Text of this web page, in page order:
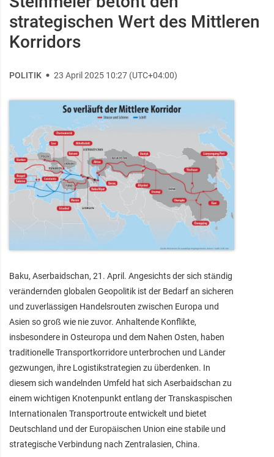
strategischen Wert des Mittleren
Korridors
POLITIK 23 April 2025 10:27 (UTC+04:00)
Baku, Aserbaidschan, 21. April. Angesichts der sich ständig
verändernden globalen Geopolitik ist der Bedarf an sicheren
und zuverlässigen Handelsrouten zwischen Europa und
Asien so groß wie nie zuvor. Anhaltende Konflikte,
insbesondere in Osteuropa und dem Nahen Osten, haben
traditionelle Transportkorridore unterbrochen und Länder
gezwungen, ihre Logistikstrategien zu überdenken. In
diesem sich wandelnden Umfeld hat sich Aserbaidschan zu
einem wichtigen Knotenpunkt entlang der Transkaspischen
Internationalen Transportroute entwickelt und bietet
Deutschland und der Europäischen Union eine stabile und
strategische Verbindung nach Zentralasien, China.